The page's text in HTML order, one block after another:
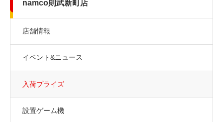
namco則武新町店
店舗情報
イベント&ニュース
入荷プライズ
設置ゲーム機